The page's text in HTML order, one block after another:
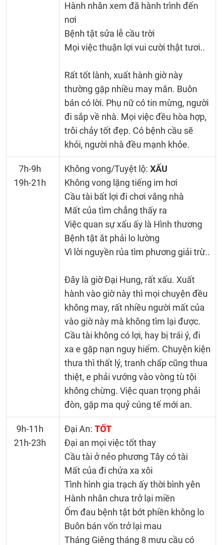
Hành nhân xem đã hành trình đến
nơi
Bệnh tật sửa lễ cầu trời
Mọi việc thuận lợi vui cười thật tươi..
Rất tốt lành, xuất hành giờ này
thường gặp nhiều may mắn. Buôn
bán có lời. Phụ nữ có tin mừng, người
đi sắp về nhà. Mọi việc đều hòa hợp,
trôi chảy tốt đẹp. Có bệnh cầu sẽ
khỏi, người nhà đều mạnh khỏe.
7h-9h
19h-21h
Không vong/Tuyệt lộ: XẤU
Không vong lặng tiếng im hơi
Cầu tài bất lợi đi chơi vắng nhà
Mất của tìm chẳng thấy ra
Việc quan sự xấu ấy là Hình thương
Bệnh tật ắt phải lo lường
Vì lời nguyền rủa tìm phương giải trừ..
Đây là giờ Đại Hung, rất xấu. Xuất
hành vào giờ này thì mọi chuyện đều
không may, rất nhiều người mất của
vào giờ này mà không tìm lại được.
Cầu tài không có lợi, hay bị trái ý, đi
xa e gặp nạn nguy hiểm. Chuyện kiện
thưa thì thất lý, tranh chấp cũng thua
thiệt, e phải vướng vào vòng tù tội
không chừng. Việc quan trọng phải
đòn, gặp ma quỷ cúng tế mới an.
9h-11h
21h-23h
Đại An: TỐT
Đại an mọi việc tốt thay
Cầu tài ở nẻo phương Tây có tài
Mất của đi chửa xa xôi
Tình hình gia trạch ấy thời bình yên
Hành nhân chưa trở lại miền
Ốm đau bệnh tật bớt phiền không lo
Buôn bán vốn trở lại mau
Tháng Giêng tháng 8 mưu cầu có